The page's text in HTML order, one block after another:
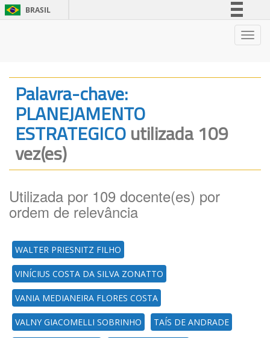
BRASIL
Palavra-chave:
PLANEJAMENTO
ESTRATEGICOutilizada 109
vez(es)
Utilizada por 109 docente(es) por
ordem de relevância
WALTER PRIESNITZ FILHO
VINÍCIUS COSTA DA SILVA ZONATTO
VANIA MEDIANEIRA FLORES COSTA
VALNY GIACOMELLI SOBRINHO TAÍS DE ANDRADE